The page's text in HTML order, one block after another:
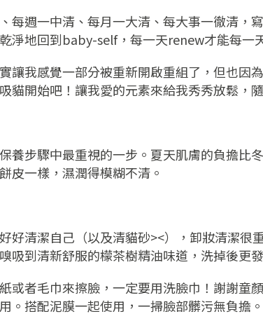
每週一中清、每月一大清、每大事一徹清
淨地回到baby-self，每一天renew才能每一
讓我感覺一部分被重新開啟重組了，但也
貓開始吧！讓我愛的元素來給我秀秀放鬆，
養步驟中最重視的一步。夏天肌膚的負擔
皮一樣，濕潤得模糊不清。
好清潔自己（以及清貓砂><），卸妝清潔
吸到清新舒服的檬茶樹精油味道，洗掉後更
或者毛巾來擦臉，一定要用洗臉巾！謝謝
。搭配泥膜一起使用，一掃臉部髒污無負擔。